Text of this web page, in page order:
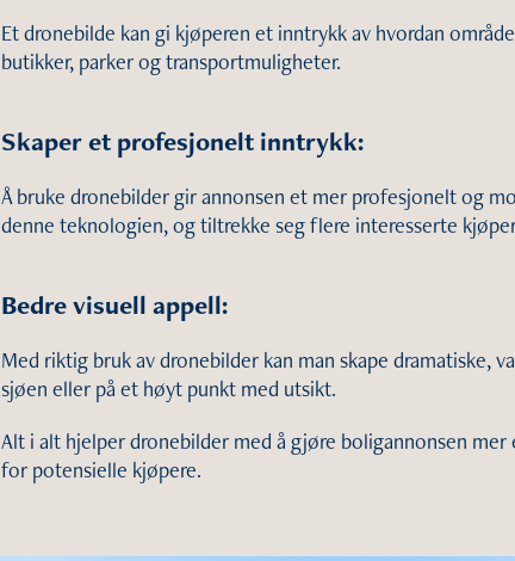
Et dronebilde kan gi kjøperen et inntrykk av hvordan
butikker, parker og transportmuligheter.
Skaper et profesjonelt inntrykk:
Å bruke dronebilder gir annonsen et mer profesjonelt og
denne teknologien, og tiltrekke seg flere interesserte
Bedre visuell appell:
Med riktig bruk av dronebilder kan man skape dramatiske,
sjøen eller på et høyt punkt med utsikt.
Alt i alt hjelper dronebilder med å gjøre boligannonsen
for potensielle kjøpere.